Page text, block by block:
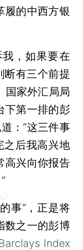
履的中西方银
，如果要在
断有三个前提
国家外汇局局
下第一排的彭
：“这三件事
之后我高兴地
高兴向你报告
事”，正是将
数之一的彭博
Index